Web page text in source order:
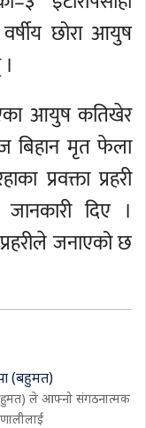
छोरा आयुष
आयुष कतिखेर
बिहान मृत फेला
प्रवक्ता प्रहरी
दिए ।
जनाएको छ
(बहुमत)
(बहुमत) ले आफ्नो संगठनात्मक